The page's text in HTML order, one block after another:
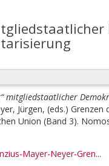
mitgliedstaatlicher
Jürgen, (eds.) Grenzen
Union (Band 3).
Mayer-Neyer-Gren...